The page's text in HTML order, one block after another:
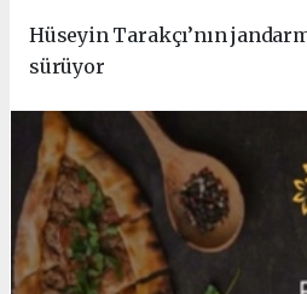
Hüseyin Tarakçı’nın
sürüyor